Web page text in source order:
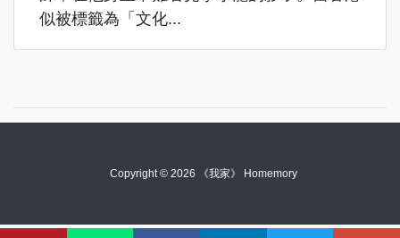
似被標籤為「文化...
Copyright © 2026 《我家》 Homemory